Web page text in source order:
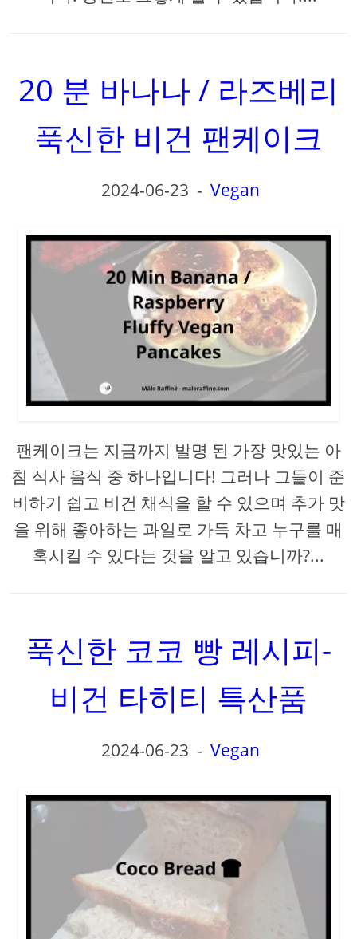
20 분 바나나 / 라즈베리
푹신한 비건 팬케이크
2024-06-23 - Vegan
팬케이크는 지금까지 발명 된 가장 맛있는 아
침 식사 음식 중 하나입니다! 그러나 그들이 준
비하기 쉽고 비건 채식을 할 수 있으며 추가 맛
을 위해 좋아하는 과일로 가득 차고 누구를 매
혹시킬 수 있다는 것을 알고 있습니까?...
푹신한 코코 빵 레시피-
비건 타히티 특산품
2024-06-23 - Vegan